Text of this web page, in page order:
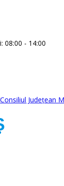
08:00 - 14:00